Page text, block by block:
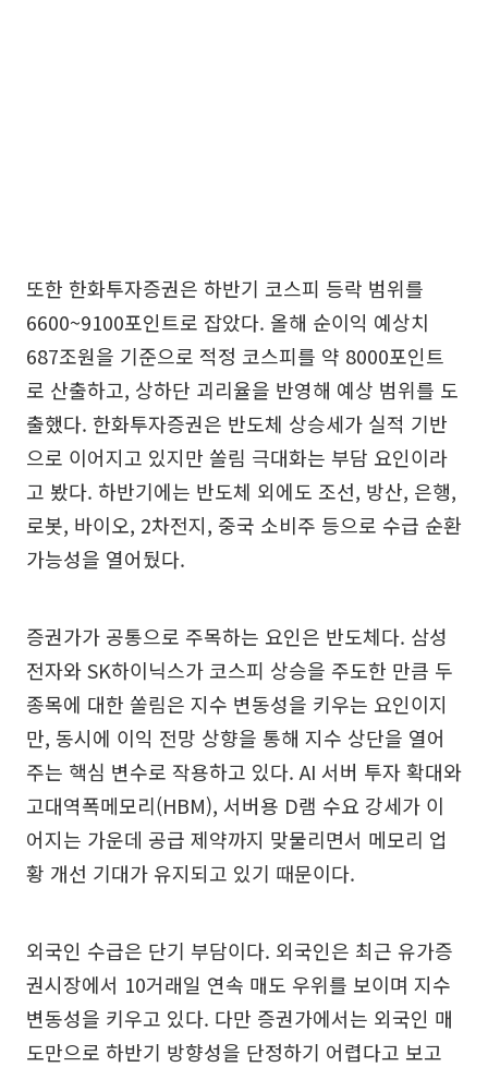
또한 한화투자증권은 하반기 코스피 등락 범위를
6600~9100포인트로 잡았다. 올해 순이익 예상치
687조원을 기준으로 적정 코스피를 약 8000포인트
로 산출하고, 상하단 괴리율을 반영해 예상 범위를 도
출했다. 한화투자증권은 반도체 상승세가 실적 기반
으로 이어지고 있지만 쏠림 극대화는 부담 요인이라
고 봤다. 하반기에는 반도체 외에도 조선, 방산, 은행,
로봇, 바이오, 2차전지, 중국 소비주 등으로 수급 순환
가능성을 열어뒀다.
증권가가 공통으로 주목하는 요인은 반도체다. 삼성
전자와 SK하이닉스가 코스피 상승을 주도한 만큼 두
종목에 대한 쏠림은 지수 변동성을 키우는 요인이지
만, 동시에 이익 전망 상향을 통해 지수 상단을 열어
주는 핵심 변수로 작용하고 있다. AI 서버 투자 확대와
고대역폭메모리(HBM), 서버용 D램 수요 강세가 이
어지는 가운데 공급 제약까지 맞물리면서 메모리 업
황 개선 기대가 유지되고 있기 때문이다.
외국인 수급은 단기 부담이다. 외국인은 최근 유가증
권시장에서 10거래일 연속 매도 우위를 보이며 지수
변동성을 키우고 있다. 다만 증권가에서는 외국인 매
도만으로 하반기 방향성을 단정하기 어렵다고 보고